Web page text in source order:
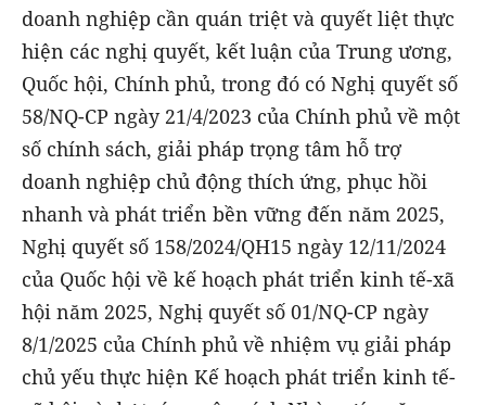
doanh nghiệp cần quán triệt và quyết liệt thực
hiện các nghị quyết, kết luận của Trung ương,
Quốc hội, Chính phủ, trong đó có Nghị quyết số
58/NQ-CP ngày 21/4/2023 của Chính phủ về một
số chính sách, giải pháp trọng tâm hỗ trợ
doanh nghiệp chủ động thích ứng, phục hồi
nhanh và phát triển bền vững đến năm 2025,
Nghị quyết số 158/2024/QH15 ngày 12/11/2024
của Quốc hội về kế hoạch phát triển kinh tế-xã
hội năm 2025, Nghị quyết số 01/NQ-CP ngày
8/1/2025 của Chính phủ về nhiệm vụ giải pháp
chủ yếu thực hiện Kế hoạch phát triển kinh tế-